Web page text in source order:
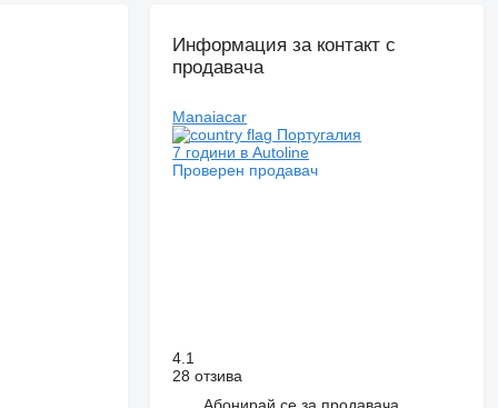
Информация за контакт с
продавача
Manaiacar
Португалия
7 години в Autoline
Проверен продавач
4.1
28 отзива
Абонирай се за продавача